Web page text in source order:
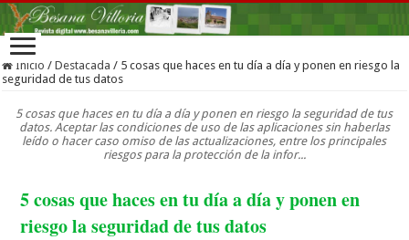
Inicio / Destacada / 5 cosas que haces en tu día a día y ponen en riesgo la
seguridad de tus datos
5 cosas que haces en tu día a día y ponen en riesgo la seguridad de tus
datos. Aceptar las condiciones de uso de las aplicaciones sin haberlas
leído o hacer caso omiso de las actualizaciones, entre los principales
riesgos para la protección de la infor...
5 cosas que haces en tu día a día y ponen en
riesgo la seguridad de tus datos